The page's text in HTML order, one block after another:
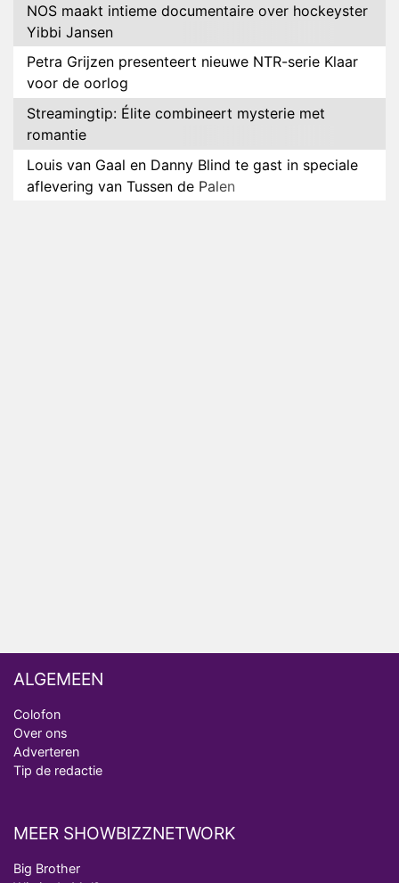
NOS maakt intieme documentaire over hockeyster
Yibbi Jansen
Petra Grijzen presenteert nieuwe NTR-serie Klaar
voor de oorlog
Streamingtip: Élite combineert mysterie met
romantie
Louis van Gaal en Danny Blind te gast in speciale
aflevering van Tussen de Palen
ALGEMEEN
Colofon
Over ons
Adverteren
Tip de redactie
MEER SHOWBIZZNETWORK
Big Brother